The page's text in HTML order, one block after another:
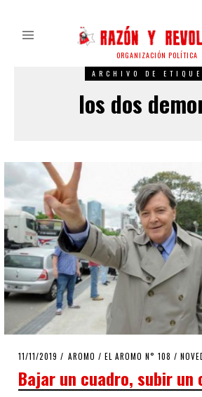
ORGANIZACIÓN POLÍTICA
ARCHIVO DE
los dos
POSTED
11/11/2019 17/01/2020
AROMO / EL AROMO N° 108 /
Bajar un cuadro, subir un